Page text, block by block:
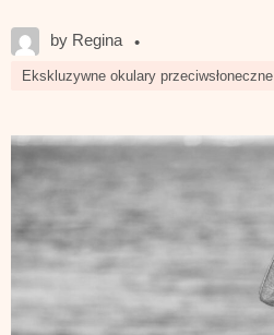
by Regina •
Ekskluzywne okulary przeciwsłoneczne